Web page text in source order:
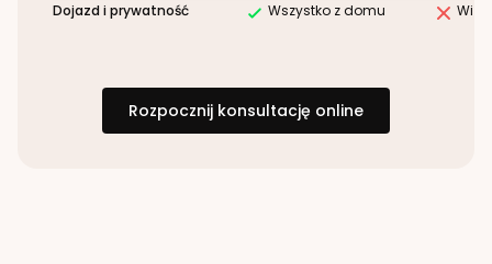
Dojazd i prywatność Wszystko z domu
Rozpocznij konsultację online